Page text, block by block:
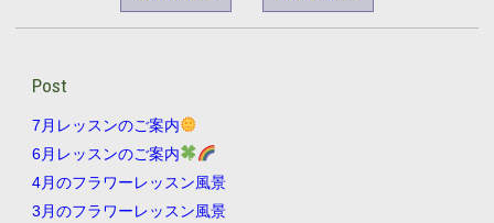
Post
7月レッスンのご案内
6月レッスンのご案内
4月のフラワーレッスン風景
3月のフラワーレッスン風景